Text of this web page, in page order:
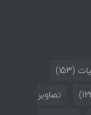
(153)
تصاویر